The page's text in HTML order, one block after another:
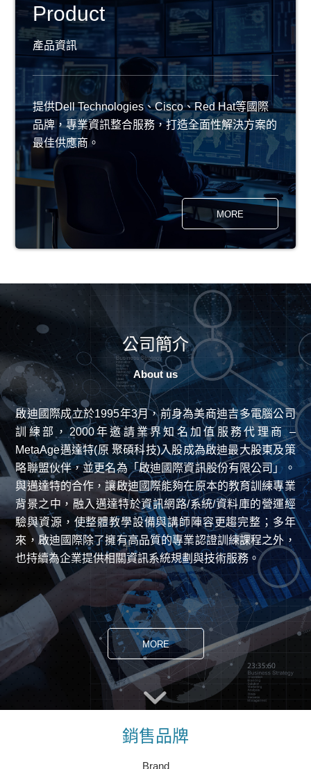
Product
產品資訊
提供Dell Technologies、Cisco、Red Hat等國際
品牌，專業資訊整合服務，打造全面性解決方案的
最佳供應商。
MORE
公司簡介
About us
啟迪國際成立於1995年3月，前身為美商迪吉多電腦公司
訓練部，2000年邀請業界知名加值服務代理商 –
MetaAge邁達特(原 聚碩科技)入股成為啟迪最大股東及策
略聯盟伙伴，並更名為「啟迪國際資訊股份有限公司」。
與邁達特的合作，讓啟迪國際能夠在原本的教育訓練專業
背景之中，融入邁達特於資訊網路/系統/資料庫的營運經
驗與資源，使整體教學設備與講師陣容更趨完整；多年
來，啟迪國際除了擁有高品質的專業認證訓練課程之外，
也持續為企業提供相關資訊系統規劃與技術服務。
MORE
銷售品牌
Brand